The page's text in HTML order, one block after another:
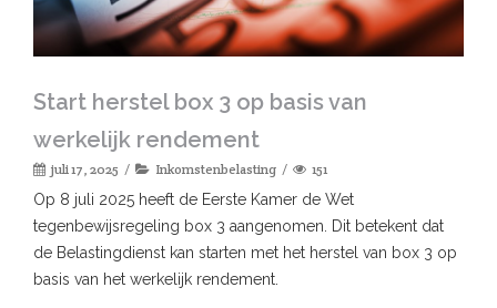
Start herstel box 3 op basis van
werkelijk rendement
juli 17, 2025 Inkomstenbelasting 151
Op 8 juli 2025 heeft de Eerste Kamer de Wet
tegenbewijsregeling box 3 aangenomen. Dit betekent dat
de Belastingdienst kan starten met het herstel van box 3 op
basis van het werkelijk rendement.